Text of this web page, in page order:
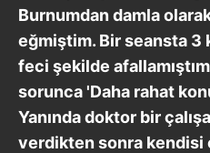
Burnumdan damla
eğmiştim. Bir seansta 3
feci şekilde
sorunca 'Daha rahat
Yanında doktor bir
verdikten sonra kendisi